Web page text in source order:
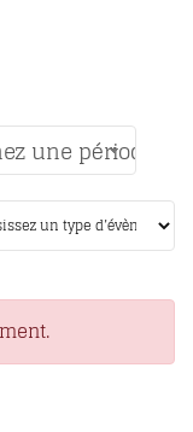
une période